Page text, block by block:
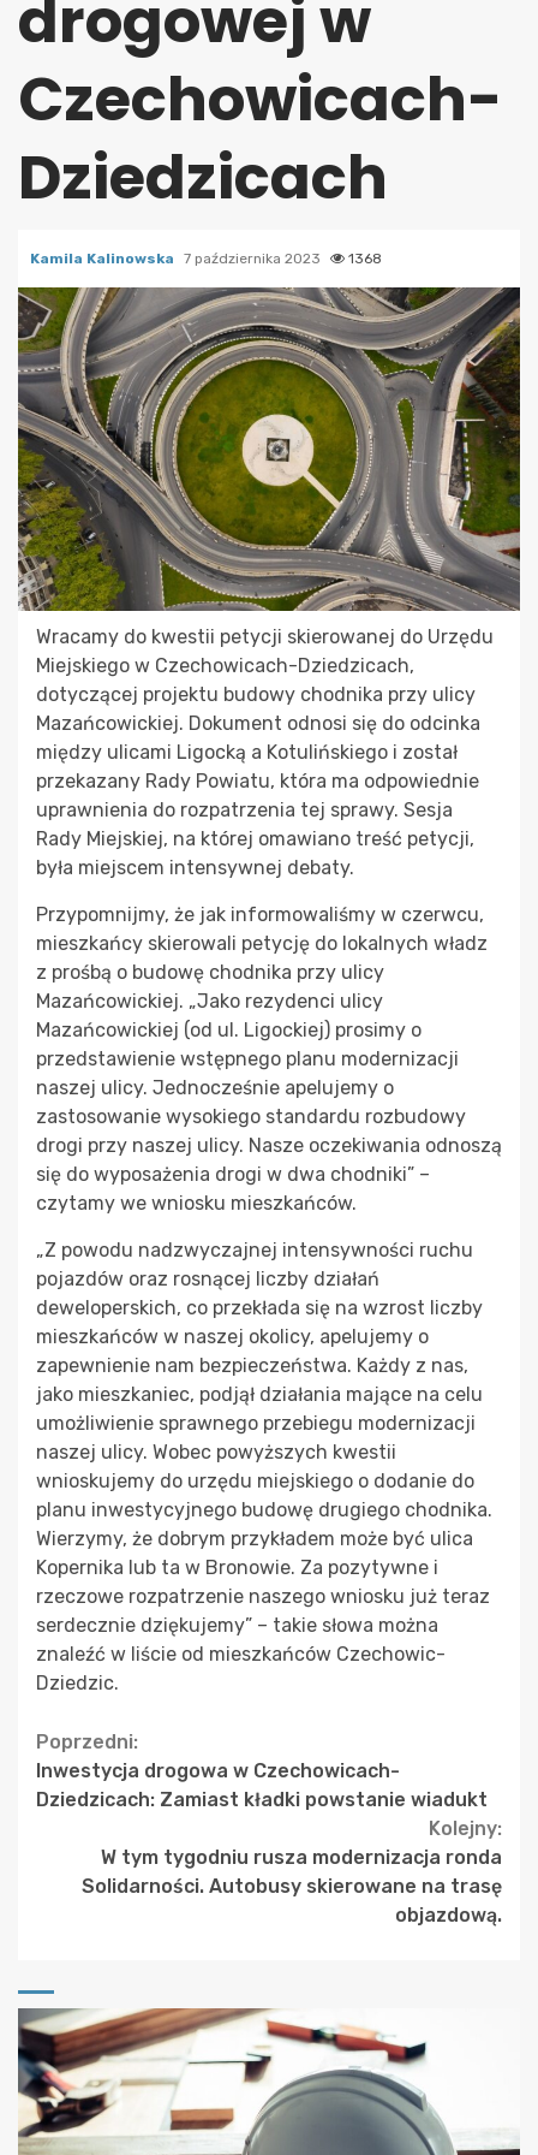
drogowej w
Czechowicach-
Dziedzicach
Kamila Kalinowska 7 października 2023 1368
Wracamy do kwestii petycji skierowanej do Urzędu
Miejskiego w Czechowicach-Dziedzicach,
dotyczącej projektu budowy chodnika przy ulicy
Mazańcowickiej. Dokument odnosi się do odcinka
między ulicami Ligocką a Kotulińskiego i został
przekazany Rady Powiatu, która ma odpowiednie
uprawnienia do rozpatrzenia tej sprawy. Sesja
Rady Miejskiej, na której omawiano treść petycji,
była miejscem intensywnej debaty.
Przypomnijmy, że jak informowaliśmy w czerwcu,
mieszkańcy skierowali petycję do lokalnych władz
z prośbą o budowę chodnika przy ulicy
Mazańcowickiej. „Jako rezydenci ulicy
Mazańcowickiej (od ul. Ligockiej) prosimy o
przedstawienie wstępnego planu modernizacji
naszej ulicy. Jednocześnie apelujemy o
zastosowanie wysokiego standardu rozbudowy
drogi przy naszej ulicy. Nasze oczekiwania odnoszą
się do wyposażenia drogi w dwa chodniki” –
czytamy we wniosku mieszkańców.
„Z powodu nadzwyczajnej intensywności ruchu
pojazdów oraz rosnącej liczby działań
deweloperskich, co przekłada się na wzrost liczby
mieszkańców w naszej okolicy, apelujemy o
zapewnienie nam bezpieczeństwa. Każdy z nas,
jako mieszkaniec, podjął działania mające na celu
umożliwienie sprawnego przebiegu modernizacji
naszej ulicy. Wobec powyższych kwestii
wnioskujemy do urzędu miejskiego o dodanie do
planu inwestycyjnego budowę drugiego chodnika.
Wierzymy, że dobrym przykładem może być ulica
Kopernika lub ta w Bronowie. Za pozytywne i
rzeczowe rozpatrzenie naszego wniosku już teraz
serdecznie dziękujemy” – takie słowa można
znaleźć w liście od mieszkańców Czechowic-
Dziedzic.
Continue
Reading
Poprzedni:
Inwestycja drogowa w Czechowicach-
Dziedzicach: Zamiast kładki powstanie wiadukt
Kolejny:
W tym tygodniu rusza modernizacja ronda
Solidarności. Autobusy skierowane na trasę
objazdową.